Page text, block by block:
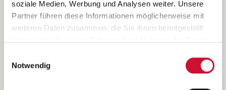
soziale Medien, Werbung und Analysen weiter. Unsere
Partner führen diese Informationen möglicherweise mit
weiteren Daten zusammen, die Sie ihnen bereitgestellt
Wenn Sie auf „Cookies zulassen“ klicken, so stimmen
Sie der Speicherung sämtlicher Cookies zu. Sie können
Ihre Einwilligung selbstverständlich jederzeit widerrufen,
Notwendig
werden.
Diese Einwilligungserklärung kann ich jederzeit gegenüber dem
Weitere Details können Sie der
entnehmen.